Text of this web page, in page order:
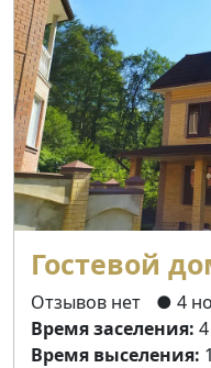
Гостевой
Отзывов нет
● 4
Время заселения: 4
Время выселения: